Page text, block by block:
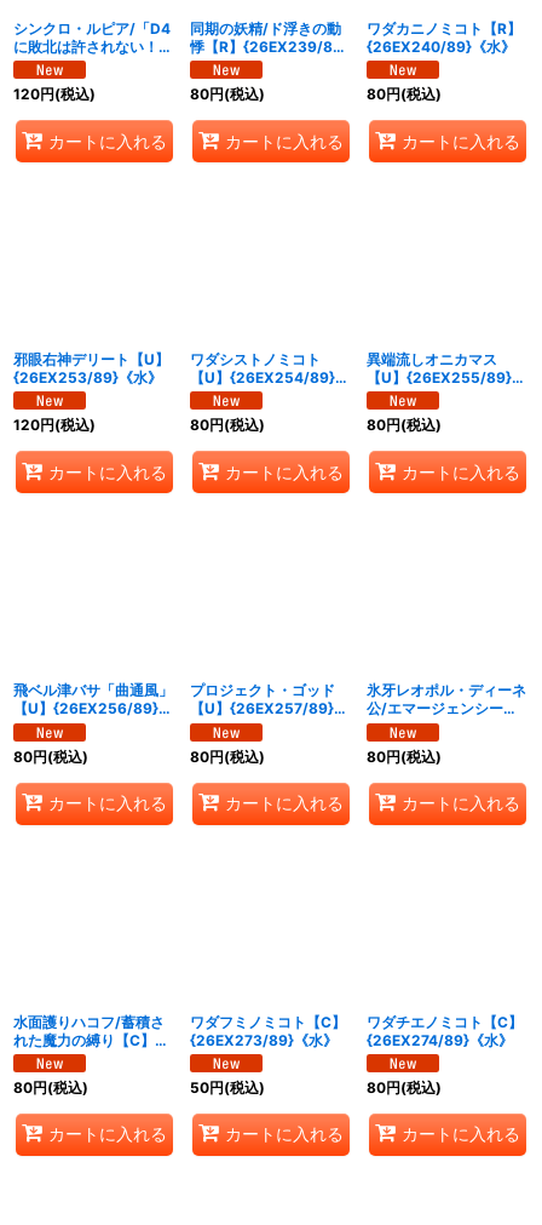
シンクロ・ルピア/「D4
に敗北は許されない！」
【R】{26EX238/89}
《水》
120円(税込)
カートに入れる
同期の妖精/ド浮きの動
悸【R】{26EX239/89}
《水》
80円(税込)
カートに入れる
ワダカニノミコト【R】
{26EX240/89}《水》
80円(税込)
カートに入れる
邪眼右神デリート【U】
{26EX253/89}《水》
120円(税込)
カートに入れる
ワダシストノミコト
【U】{26EX254/89}
《水》
80円(税込)
カートに入れる
異端流しオニカマス
【U】{26EX255/89}
《水》
80円(税込)
カートに入れる
飛ベル津バサ「曲通風」
【U】{26EX256/89}
《水》
80円(税込)
カートに入れる
プロジェクト・ゴッド
【U】{26EX257/89}
《水》
80円(税込)
カートに入れる
氷牙レオポル・ディーネ
公/エマージェンシー・
タイフーン【C】
{26EX271/89}《水》
80円(税込)
カートに入れる
水面護りハコフ/蓄積さ
れた魔力の縛り【C】
{26EX272/89}《水》
80円(税込)
カートに入れる
ワダフミノミコト【C】
{26EX273/89}《水》
50円(税込)
カートに入れる
ワダチエノミコト【C】
{26EX274/89}《水》
80円(税込)
カートに入れる